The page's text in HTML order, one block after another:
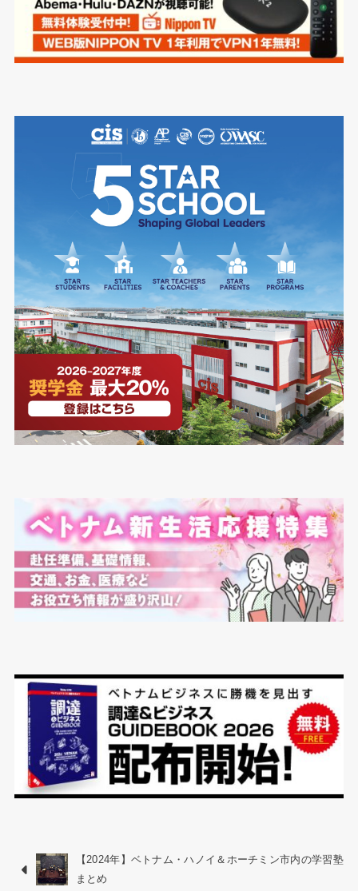
【2024年】ベトナム・ハノイ＆ホーチミン市内の学習塾
まとめ